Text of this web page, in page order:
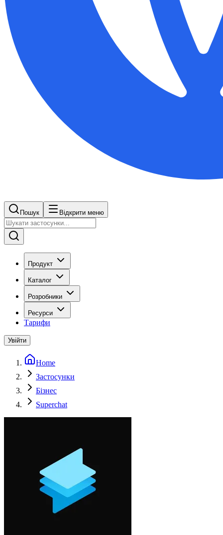
Пошук Відкрити меню
Продукт
Каталог
Розробники
Ресурси
Тарифи
Увійти
Home
Застосунки
Бізнес
Superchat